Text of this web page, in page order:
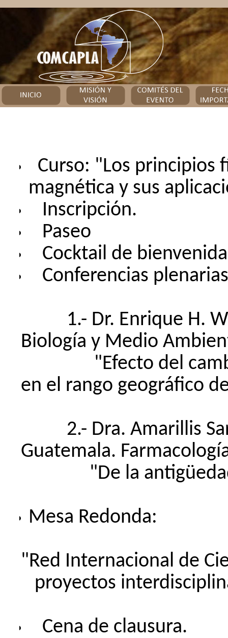
Curso: "Los principios
magnética y sus
Inscripción.
Paseo
Cocktail de
Conferencias
1.- Dr. Enrique H.
Biología y Medio
"Efecto del cambio
en el rango geográfico
2.- Dra. Amarillis
Guatemala.
"De la antigüedad al
Mesa Redonda:
"Red Internacional de
proyectos
Cena de clausura.